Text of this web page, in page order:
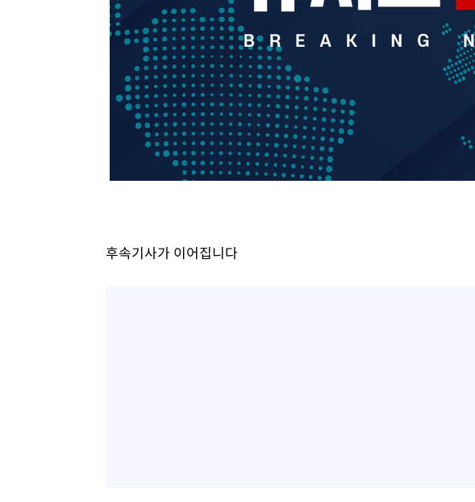
[속보]코스피, 6200선 약보합…0.60% 내린 6258.77에 마쳐
[속보]원·달러 환율, 7.7원 내린 1416.1원 마감
[속보] 노원서 40.1도 관측…서울, 2018년 이후 첫 40도
[속보]종합특검, '계엄 수용공간 확보' 신용해 前교정본부장 기소
외신들도 주목한 韓축구 파문…"국민적 공분에 수사 재개"
11시간 압수수색에 성접대 파문까지…'쑥대밭' 된 축구협회
[속보]규제합리화위원회 부위원장에 김태유 서울대 공대 교수…이
[속보]국힘 윤리위, '돌려차기 발언' 진종오·서범수 징계 절차 개시
민주 콩고 에볼라환자 4천명 돌파, 4053명 발생 1850명 사망
후속기사가 이어집니다